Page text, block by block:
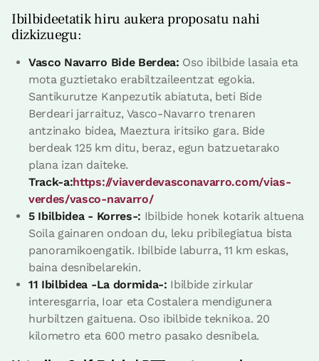
Ibilbideetatik hiru aukera proposatu nahi
dizkizuegu:
Vasco Navarro Bide Berdea: Oso ibilbide lasaia eta
mota guztietako erabiltzaileentzat egokia.
Santikurutze Kanpezutik abiatuta, beti Bide
Berdeari jarraituz, Vasco-Navarro trenaren
antzinako bidea, Maeztura iritsiko gara. Bide
berdeak 125 km ditu, beraz, egun batzuetarako
plana izan daiteke.
Track-a:https://viaverdevasconavarro.com/vias-
verdes/vasco-navarro/
5 Ibilbidea - Korres-: Ibilbide honek kotarik altuena
Soila gainaren ondoan du, leku pribilegiatua bista
panoramikoengatik. Ibilbide laburra, 11 km eskas,
baina desnibelarekin.
11 Ibilbidea -La dormida-: Ibilbide zirkular
interesgarria, Ioar eta Costalera mendigunera
hurbiltzen gaituena. Oso ibilbide teknikoa. 20
kilometro eta 600 metro pasako desnibela.